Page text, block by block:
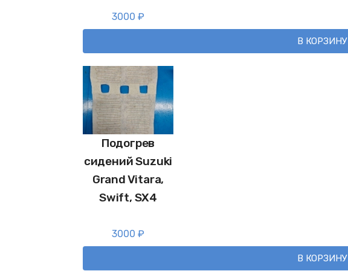
3000 ₽
В КОРЗИНУ
Подогрев
сидений Suzuki
Grand Vitara,
Swift, SX4
3000 ₽
В КОРЗИНУ